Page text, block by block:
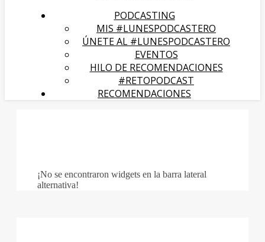
PODCASTING
MIS #LUNESPODCASTERO
ÚNETE AL #LUNESPODCASTERO
EVENTOS
HILO DE RECOMENDACIONES
#RETOPODCAST
RECOMENDACIONES
¡No se encontraron widgets en la barra lateral
alternativa!